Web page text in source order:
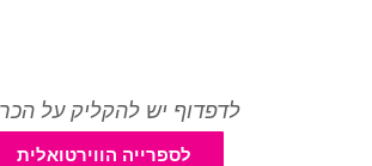
לדפדוף יש להקליק על
לספרייה הווירטואלית